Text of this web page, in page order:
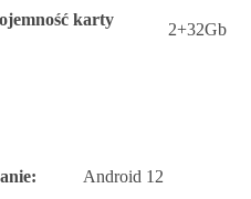
karty
2+32Gb
Android 12